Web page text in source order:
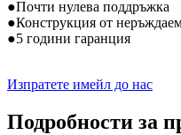
●Почти нулева поддръжка
●Конструкция от
●5 години гаранция
Изпратете имейл до нас
Подробности за